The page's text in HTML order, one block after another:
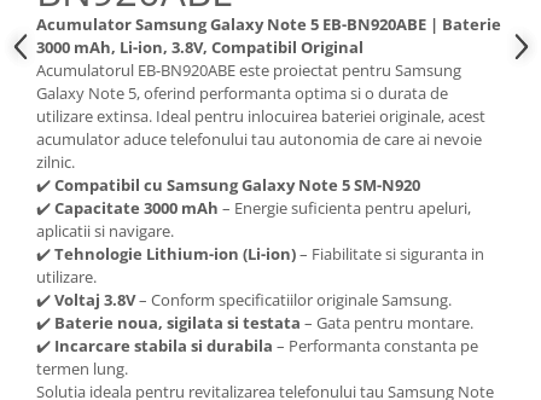
Nokia
Samsung
Sony
Display
Acer
Alcatel
Allview
Asus
Asus
Blackberry
Blackview
Display Oneplus
Acumulator Samsung Galaxy Note 5 EB-BN920ABE | Baterie
3000 mAh, Li-ion, 3.8V, Compatibil Original
Acumulatorul EB-BN920ABE este proiectat pentru Samsung
Galaxy Note 5, oferind performanta optima si o durata de
utilizare extinsa. Ideal pentru inlocuirea bateriei originale, acest
acumulator aduce telefonului tau autonomia de care ai nevoie
zilnic.
✔️Compatibil cu Samsung Galaxy Note 5 SM-N920
✔️Capacitate 3000 mAh – Energie suficienta pentru apeluri,
aplicatii si navigare.
✔️Tehnologie Lithium-ion (Li-ion)– Fiabilitate si siguranta in
utilizare.
✔️Voltaj 3.8V– Conform specificatiilor originale Samsung.
✔️ Baterie noua, sigilata si testata – Gata pentru montare.
✔️ Incarcare stabila si durabila – Performanta constanta pe
termen lung.
Solutia ideala pentru revitalizarea telefonului tau Samsung Note